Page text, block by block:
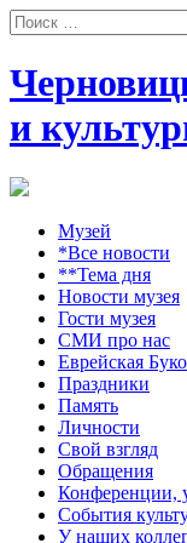
Поиск:
и
Музей
*Все новости
**Тема дня
Новости музея
Гости музея
СМИ про нас
Еврейская
Праздники
Память
Личности
Свой взгляд
Обращения
Конференции,
События
У наших